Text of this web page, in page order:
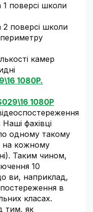
1 поверсі школи
2 поверсі школи
камер
1080P.
1080P
фахівці
одному такому
на кожному
Таким чином,
10
ви, наприклад,
в
класах.
тим, як